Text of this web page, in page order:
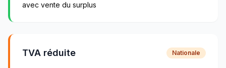
avec vente du surplus
TVA réduite Nationale